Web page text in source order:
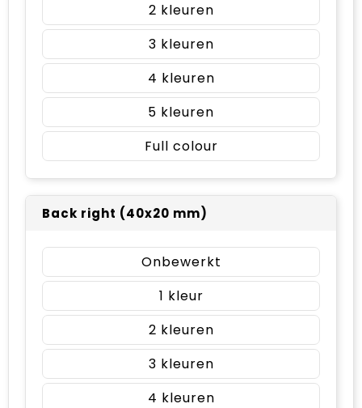
2
3
4
5
Full colour
Back right (40x20 mm)
Onbewerkt
1
2
3
4